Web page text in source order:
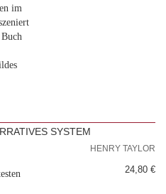
im
SYSTEM
HENRY TAYLOR
24,80 €